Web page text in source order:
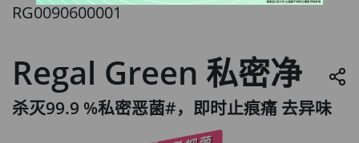
RG0090600001
Regal Green 私密净
杀灭99.9 %私密恶菌#，即时止痕痛 去异味